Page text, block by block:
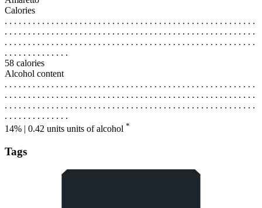
Calories
. . . . . . . . . . . . . . . . . . . . . . . . . . . . . . . . . . . . . . . . . . . . . . . . . . . . . .
. . . . . . . . . . . . . . . . . . . . . . . . . . . . . . . . . . . . . . . . . . . . . . . . . . . . . .
. . . . . . . . . . . . . . . . . . . . . . . . . . . . . . . . . . . . . . . . . . . . . . . . . . . . . .
. . . . . . . . . . . . . .
58 calories
Alcohol content
. . . . . . . . . . . . . . . . . . . . . . . . . . . . . . . . . . . . . . . . . . . . . . . . . . . . . .
. . . . . . . . . . . . . . . . . . . . . . . . . . . . . . . . . . . . . . . . . . . . . . . . . . . . . .
. . . . . . . . . . . . . . . . . . . . . . . . . . . . . . . . . . . . . . . . . . . . . . . . . . . . . .
. . . . . . . . . . . . . .
14% | 0.42 units units of alcohol *
Tags